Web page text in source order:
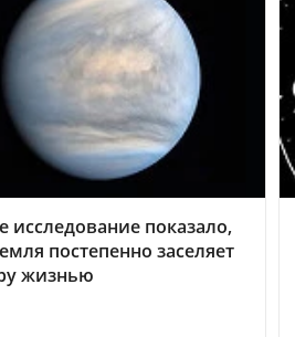
исследование показало,
постепенно заселяет
жизнью